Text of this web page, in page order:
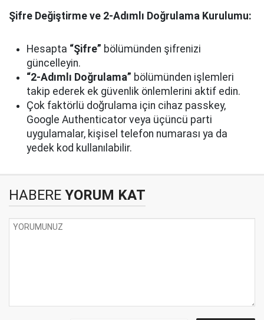
Şifre Değiştirme ve 2-Adımlı Doğrulama Kurulumu:
Hesapta “Şifre” bölümünden şifrenizi
güncelleyin.
“2-Adımlı Doğrulama” bölümünden işlemleri
takip ederek ek güvenlik önlemlerini aktif edin.
Çok faktörlü doğrulama için cihaz passkey,
Google Authenticator veya üçüncü parti
uygulamalar, kişisel telefon numarası ya da
yedek kod kullanılabilir.
HABERE YORUM KAT